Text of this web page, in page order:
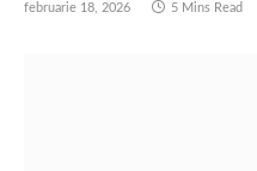
februarie 18, 2026 5 Mins Read